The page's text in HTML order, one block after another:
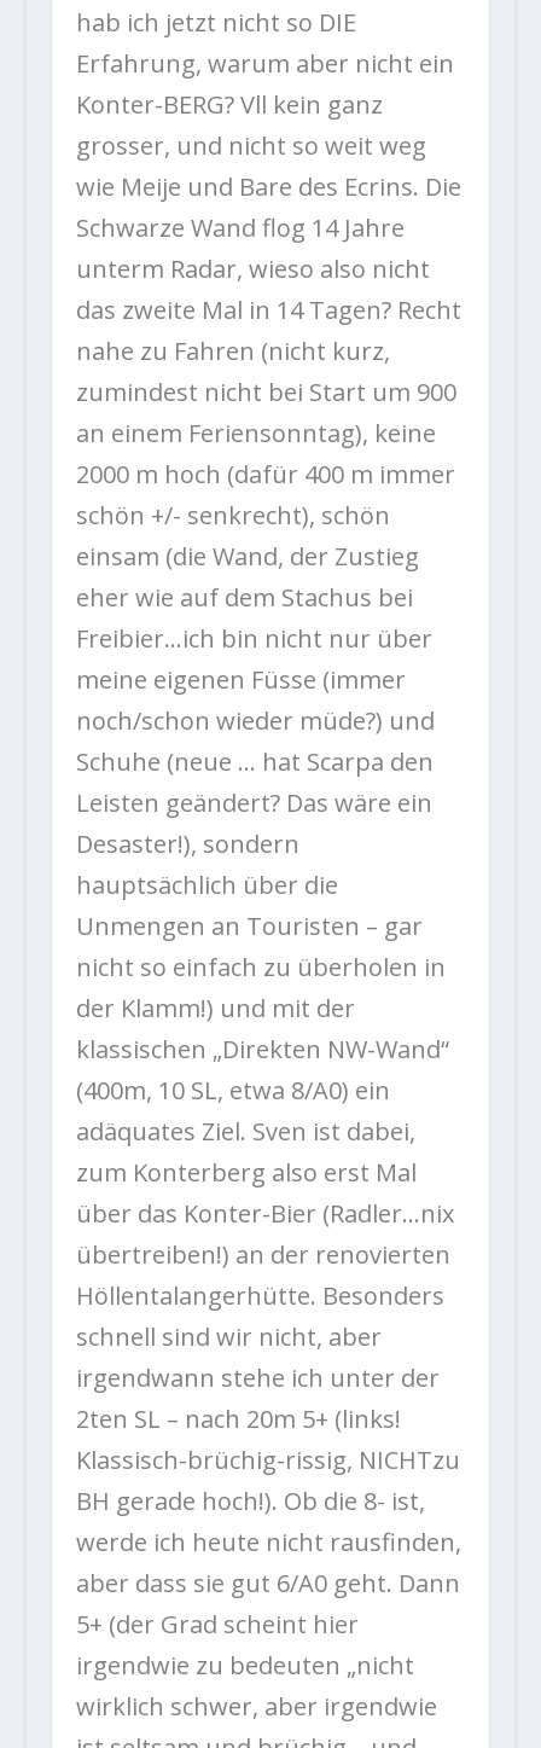
hab ich jetzt nicht so DIE
Erfahrung, warum aber nicht ein
Konter-BERG? Vll kein ganz
grosser, und nicht so weit weg
wie Meije und Bare des Ecrins. Die
Schwarze Wand flog 14 Jahre
unterm Radar, wieso also nicht
das zweite Mal in 14 Tagen? Recht
nahe zu Fahren (nicht kurz,
zumindest nicht bei Start um 900
an einem Feriensonntag), keine
2000 m hoch (dafür 400 m immer
schön +/- senkrecht), schön
einsam (die Wand, der Zustieg
eher wie auf dem Stachus bei
Freibier…ich bin nicht nur über
meine eigenen Füsse (immer
noch/schon wieder müde?) und
Schuhe (neue … hat Scarpa den
Leisten geändert? Das wäre ein
Desaster!), sondern
hauptsächlich über die
Unmengen an Touristen – gar
nicht so einfach zu überholen in
der Klamm!) und mit der
klassischen „Direkten NW-Wand“
(400m, 10 SL, etwa 8/A0) ein
adäquates Ziel. Sven ist dabei,
zum Konterberg also erst Mal
über das Konter-Bier (Radler…nix
übertreiben!) an der renovierten
Höllentalangerhütte. Besonders
schnell sind wir nicht, aber
irgendwann stehe ich unter der
2ten SL – nach 20m 5+ (links!
Klassisch-brüchig-rissig, NICHTzu
BH gerade hoch!). Ob die 8- ist,
werde ich heute nicht rausfinden,
aber dass sie gut 6/A0 geht. Dann
5+ (der Grad scheint hier
irgendwie zu bedeuten „nicht
wirklich schwer, aber irgendwie